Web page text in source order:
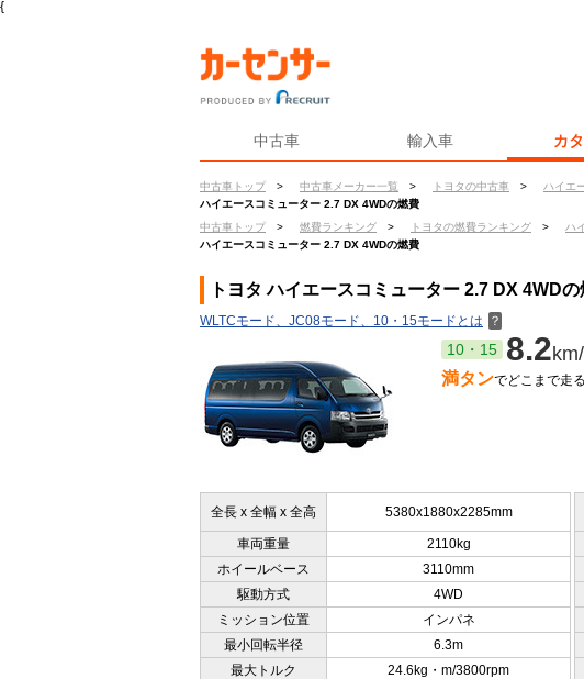
{
中古車 輸入車 カ
中古車トップ > 中古車メーカー一覧 > トヨタの中古車 > ハイエ
ハイエースコミューター 2.7 DX 4WDの燃費
中古車トップ
> 燃費ランキング > トヨタの燃費ランキング > ハ
ハイエースコミューター 2.7 DX 4WDの燃費
トヨタ ハイエースコミューター 2.7 DX 4WDの
WLTCモード、JC08モード、10・15モードとは ？
10・15 8.2
満タンでどこまで走
全長 x 全幅 x 全高 5380x1880x2285mm
車両重量 2110kg
ホイールベース
3110mm
駆動方式
4WD
ミッション位置
インパネ
最小回転半径
6.3m
最大トルク
24.6kg・m/3800rpm